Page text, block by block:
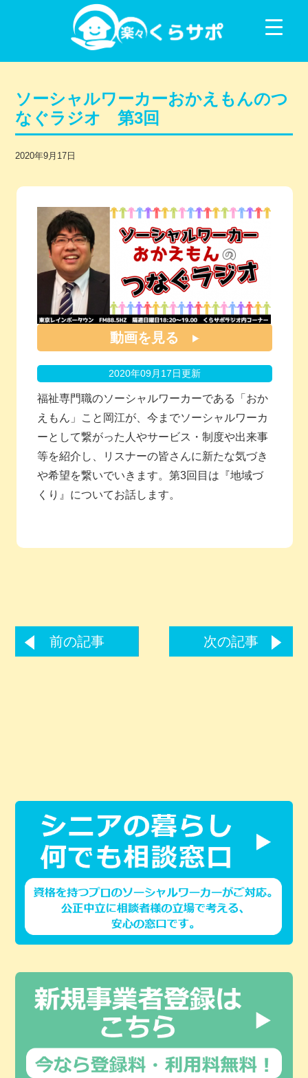
コンテンツに移動
ソーシャルワーカーおかえもんのつ
なぐラジオ 第3回
2020年9月17日
動画を見る
2020年09月17日更新
福祉専門職のソーシャルワーカーである「おか
えもん」こと岡江が、今までソーシャルワーカ
ーとして繋がった人やサービス・制度や出来事
等を紹介し、リスナーの皆さんに新たな気づき
や希望を繋いでいきます。第3回目は『地域づ
くり』についてお話します。
前の記事 次の記事